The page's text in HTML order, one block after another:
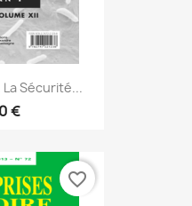
La Sécurité...
€
favorite_border